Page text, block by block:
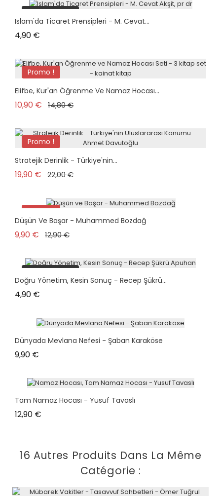
plus en stock
Islam'da Ticaret Prensipleri - M. Cevat...
4,90 €
Promo !
Pack
plus en stock
Elifbe, Kur'an Öğrenme Ve Namaz Hocası...
10,90 € Prix de base
14,80 €Prix
Promo !
plus en stock
Stratejik Derinlik - Türkiye'nin...
19,90 € Prix de base
22,00 €Prix
Promo !
Düşün Ve Başar - Muhammed Bozdağ
9,90 € Prix de base
12,90 €Prix
plus en stock
Doğru Yönetim, Kesin Sonuç - Recep Şükrü...
4,90 €
Dünyada Mevlana Nefesi - Şaban Karaköse
9,90 €
Tam Namaz Hocası - Yusuf Tavaslı
12,90 €
16 Autres Produits Dans La Même
Catégorie :